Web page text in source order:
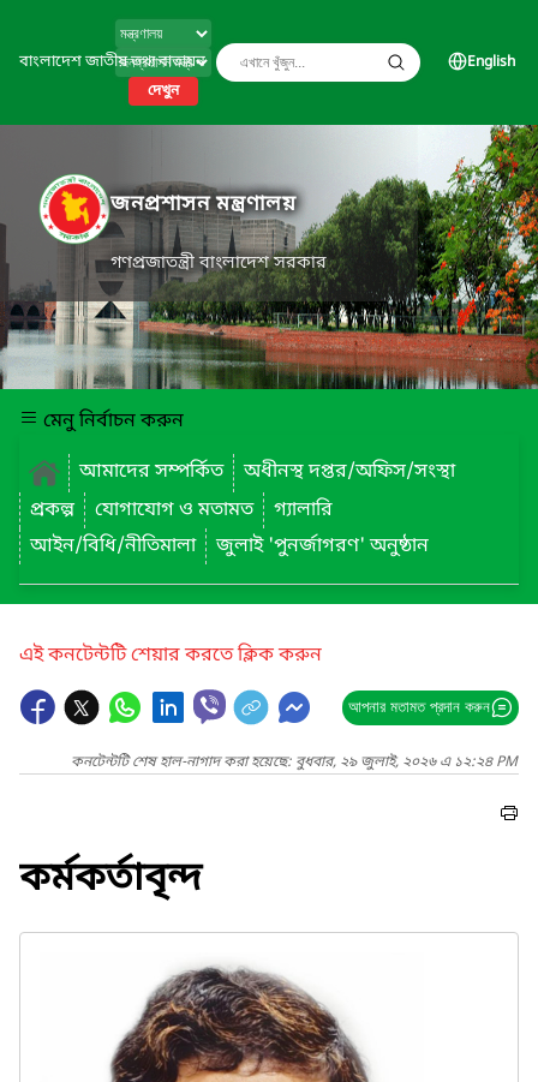
বাংলাদেশ জাতীয় তথ্য বাতায়ন
দেখুন
English
জনপ্রশাসন মন্ত্রণালয়
গণপ্রজাতন্ত্রী বাংলাদেশ সরকার
মেনু নির্বাচন করুন
আমাদের সম্পর্কিত
অধীনস্থ দপ্তর/অফিস/সংস্থা
প্রকল্প
যোগাযোগ ও মতামত
গ্যালারি
আইন/বিধি/নীতিমালা
জুলাই 'পুনর্জাগরণ' অনুষ্ঠান
এই কনটেন্টটি শেয়ার করতে ক্লিক করুন
আপনার মতামত প্রদান করুন
কনটেন্টটি শেষ হাল-নাগাদ করা হয়েছে: বুধবার, ২৯ জুলাই, ২০২৬ এ ১২:২৪ PM
কর্মকর্তাবৃন্দ